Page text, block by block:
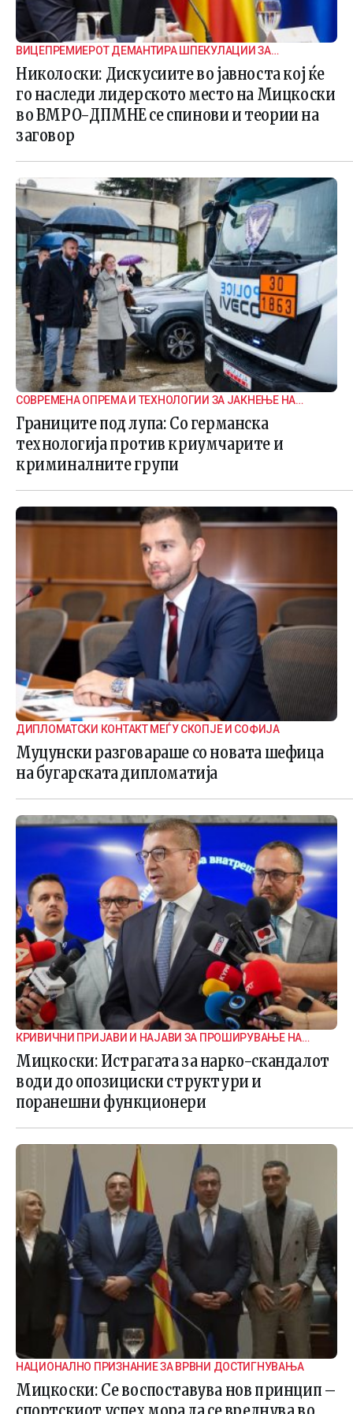
ВИЦЕПРЕМИЕРОТ ДЕМАНТИРА ШПЕКУЛАЦИИ ЗА
ВНАТРЕПАРТИСКИ ПОДЕЛБИ
Николоски: Дискусиите во јавноста кој ќе
го наследи лидерското место на Мицкоски
во ВМРО-ДПМНЕ се спинови и теории на
заговор
СОВРЕМЕНА ОПРЕМА И ТЕХНОЛОГИИ ЗА ЈАКНЕЊЕ НА
ГРАНИЧНАТА БЕЗБЕДНОСТ
Границите под лупа: Со германска
технологија против криумчарите и
криминалните групи
ДИПЛОМАТСКИ КОНТАКТ МЕЃУ СКОПЈЕ И СОФИЈА
Муцунски разговараше со новата шефица
на бугарската дипломатија
КРИВИЧНИ ПРИЈАВИ И НАЈАВИ ЗА ПРОШИРУВАЊЕ НА
ИСТРАГАТА
Мицкоски: Истрагата за нарко-скандалот
води до опозициски структури и
поранешни функционери
НАЦИОНАЛНО ПРИЗНАНИЕ ЗА ВРВНИ ДОСТИГНУВАЊА
Мицкоски: Се воспоставува нов принцип –